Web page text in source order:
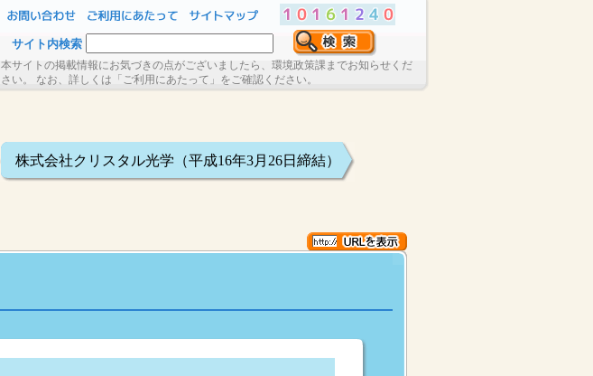
サイト内検索
本サイトの掲載情報にお気づきの点がございましたら、環境政策課までお知らせくだ
さい。 なお、詳しくは「ご利用にあたって」をご確認ください。
株式会社クリスタル光学（平成16年3月26日締結）